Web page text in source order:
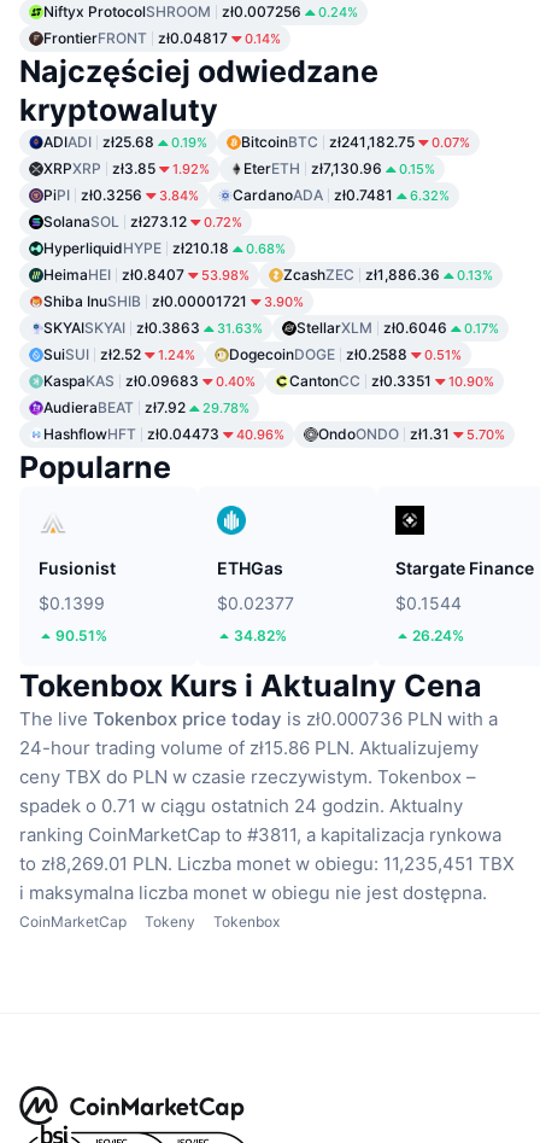
Niftyx ProtocolSHROOM zł0.007256 0.24%
FrontierFRONT zł0.04817 0.14%
Najczęściej odwiedzane
kryptowaluty
ADIADI zł25.68 0.19% BitcoinBTC zł241,182.75 0.07%
XRPXRP zł3.85 1.92% EterETH zł7,130.96 0.15%
PiPI zł0.3256 3.84% CardanoADA zł0.7481 6.32%
SolanaSOL zł273.12 0.72%
HyperliquidHYPE zł210.18 0.68%
HeimaHEI zł0.8407 53.98% ZcashZEC zł1,886.36 0.13%
Shiba InuSHIB zł0.00001721 3.90%
SKYAISKYAI zł0.3863 31.63% StellarXLM zł0.6046 0.17%
SuiSUI zł2.52 1.24% DogecoinDOGE zł0.2588 0.51%
KaspaKAS zł0.09683 0.40% CantonCC zł0.3351 10.90%
AudieraBEAT zł7.92 29.78%
HashflowHFT zł0.04473 40.96% OndoONDO zł1.31 5.70%
Popularne
Fusionist
$0.1399
90.51%
ETHGas
$0.02377
34.82%
Stargate Finance
$0.1544
26.24%
Tokenbox Kurs i Aktualny Cena
The live Tokenbox price today is zł0.000736 PLN with a
24-hour trading volume of zł15.86 PLN. Aktualizujemy
ceny TBX do PLN w czasie rzeczywistym. Tokenbox –
spadek o 0.71 w ciągu ostatnich 24 godzin. Aktualny
ranking CoinMarketCap to #3811, a kapitalizacja rynkowa
to zł8,269.01 PLN. Liczba monet w obiegu: 11,235,451 TBX
i maksymalna liczba monet w obiegu nie jest dostępna.
CoinMarketCap Tokeny Tokenbox